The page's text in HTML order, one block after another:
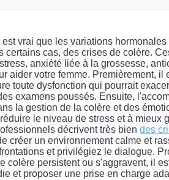
vrai que les variations
cas, des crises de colère.
anxiété liée à la grossesse,
aider votre femme. Premièrement,
toute dysfonction qui pourrait
examens poussés. Ensuite,
la gestion de la colère et des
le niveau de stress et à
décrivent très bien des
créer un environnement calme et
et privilégiez le dialogue.
persistent ou s'aggravent, il
et proposer une prise en charge